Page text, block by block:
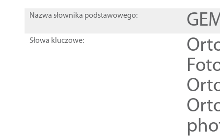
Nazwa słownika podstawowego:
Słowa kluczowe: